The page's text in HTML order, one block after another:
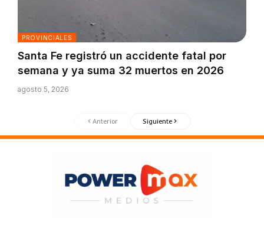
PROVINCIALES
Santa Fe registró un accidente fatal por
semana y ya suma 32 muertos en 2026
agosto 5, 2026
Anterior Siguiente